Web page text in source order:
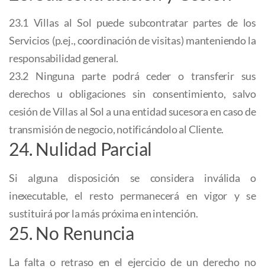
23.1 Villas al Sol puede subcontratar partes de los
Servicios (p.ej., coordinación de visitas) manteniendo la
responsabilidad general.
23.2 Ninguna parte podrá ceder o transferir sus
derechos u obligaciones sin consentimiento, salvo
cesión de Villas al Sol a una entidad sucesora en caso de
transmisión de negocio, notificándolo al Cliente.
24. Nulidad Parcial
Si alguna disposición se considera inválida o
inexecutable, el resto permanecerá en vigor y se
sustituirá por la más próxima en intención.
25. No Renuncia
La falta o retraso en el ejercicio de un derecho no